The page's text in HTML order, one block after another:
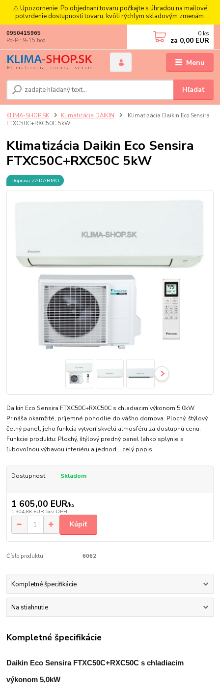
⚠️ Upozornenie: Po objednaní tovaru počkajte s úhradou na mailové
potvrdenie dostupnosti tovaru, kvôli rýchlym skladovým zmenám.
Menu
Hľadať
0950415965
Po-Pi: 9-15 hod
0 ks
za 0,00 EUR
KLIMA-SHOP.SK Klimatizácia DAIKIN
Klimatizácia Daikin Eco Sensira
FTXC50C+RXC50C 5kW
Klimatizácia Daikin Eco Sensira
FTXC50C+RXC50C 5kW
Doprava ZADARMO
Daikin Eco Sensira FTXC50C+RXC50C s chladiacim výkonom 5,0kW
Prináša okamžité, príjemné pohodlie do vášho domova. Plochý, štýlový
čelný panel, jeho funkcia vytvorí skvelú atmosféru za dostupnú cenu.
Funkcie produktu: Plochý, štýlový predný panel ľahko splynie s
ľubovoľnou výbavou interiéru a jednod... celý popis
Dostupnosť Skladom
1 605,00 EUR/ks
1 304,88 EUR bez DPH
Kúpiť
Číslo produktu: 6062
Kompletné špecifikácie
Na stiahnutie
Kompletné špecifikácie
Daikin Eco Sensira FTXC50C+RXC50C s chladiacim
výkonom 5,0kW